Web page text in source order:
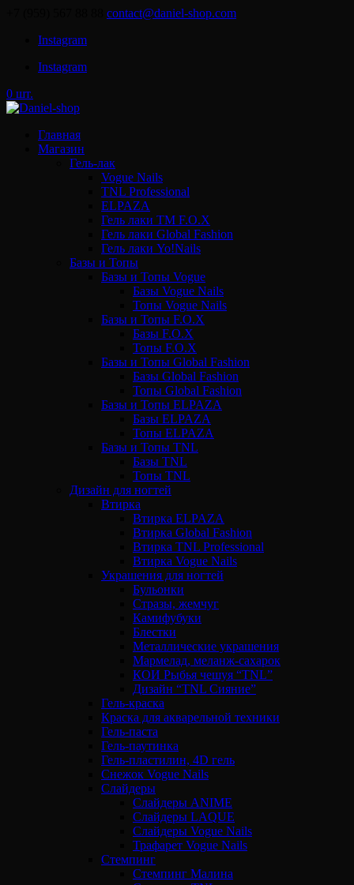
contact@daniel-shop.com
Instagram
Instagram
0 шт.
Главная
Магазин
Гель-лак
Vogue Nails
TNL Professional
ELPAZA
Гель лаки ТМ F.O.X
Гель лаки Global Fashion
Гель лаки Yo!Nails
Базы и Топы
Базы и Топы Vogue
Базы Vogue Nails
Топы Vogue Nails
Базы и Топы F.O.X
Базы F.O.X
Топы F.O.X
Базы и Топы Global Fashion
Базы Global Fashion
Топы Global Fashion
Базы и Топы ELPAZA
Базы ELPAZA
Топы ELPAZA
Базы и Топы TNL
Базы TNL
Топы TNL
Дизайн для ногтей
Втирка
Втирка ELPAZA
Втирка Global Fashion
Втирка TNL Professional
Втирка Vogue Nails
Украшения для ногтей
Бульонки
Стразы, жемчуг
Камифубуки
Блестки
Металлические украшения
Мармелад, меланж-сахарок
КОИ Рыбья чешуя “TNL”
Дизайн “TNL Сияние”
Гель-краска
Краска для акварельной техники
Гель-паста
Гель-паутинка
Гель-пластилин, 4D гель
Снежок Vogue Nails
Слайдеры
Слайдеры ANIME
Слайдеры LAQUE
Слайдеры Vogue Nails
Трафарет Vogue Nails
Стемпинг
Стемпинг Малина